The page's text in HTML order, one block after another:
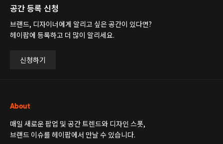
공간 등록 신청
브랜드, 디자이너에게 알리고 싶은 공간이 있다면?
헤이팝에 등록하고 더 많이 알리세요.
신청하기
About
매일 새로운 팝업 및 공간 트렌드와 디자인 스폿,
브랜드 이슈를 헤이팝에서 만날 수 있습니다.